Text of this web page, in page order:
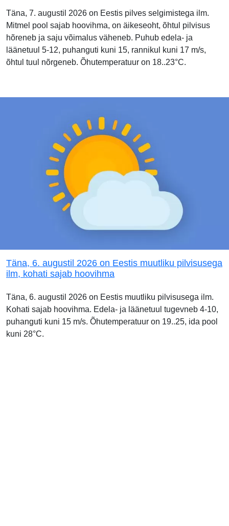
Täna, 7. augustil 2026 on Eestis pilves selgimistega ilm.
Mitmel pool sajab hoovihma, on äikeseoht, õhtul pilvisus
hõreneb ja saju võimalus väheneb. Puhub edela- ja
läänetuul 5-12, puhanguti kuni 15, rannikul kuni 17 m/s,
õhtul tuul nõrgeneb. Õhutemperatuur on 18..23°C.
Täna, 6. augustil 2026 on Eestis muutliku pilvisusega
ilm, kohati sajab hoovihma
Täna, 6. augustil 2026 on Eestis muutliku pilvisusega ilm.
Kohati sajab hoovihma. Edela- ja läänetuul tugevneb 4-10,
puhanguti kuni 15 m/s. Õhutemperatuur on 19..25, ida pool
kuni 28°C.